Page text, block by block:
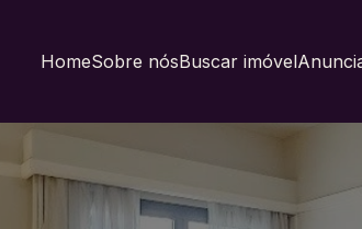
HomeSobre nósBuscar imóvel